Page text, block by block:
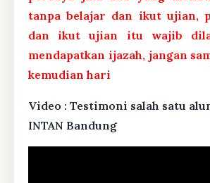
tanpa belajar dan ikut ujian,
dan ikut ujian itu wajib
mendapatkan ijazah, jangan
kemudian hari
Video : Testimoni salah satu
INTAN Bandung